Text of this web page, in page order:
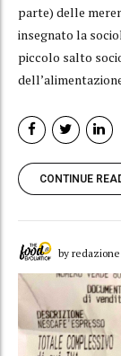
parte) delle
insegnato la
piccolo salto
CONTINUE
by redazione